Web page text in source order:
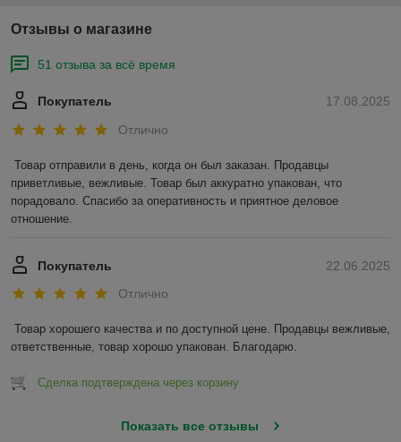
Отзывы о магазине
51 отзыва за всё время
17.08.2025
Покупатель
Отлично
Товар отправили в день, когда он был заказан. Продавцы
приветливые, вежливые. Товар был аккуратно упакован, что
порадовало. Спасибо за оперативность и приятное деловое
отношение.
22.06.2025
Покупатель
Отлично
Товар хорошего качества и по доступной цене. Продавцы вежливые,
ответственные, товар хорошо упакован. Благодарю.
Сделка подтверждена через корзину
Показать все отзывы